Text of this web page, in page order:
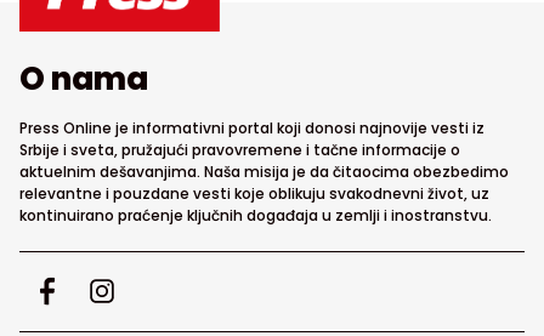
O nama
Press Online je informativni portal koji donosi najnovije vesti iz
Srbije i sveta, pružajući pravovremene i tačne informacije o
aktuelnim dešavanjima. Naša misija je da čitaocima obezbedimo
relevantne i pouzdane vesti koje oblikuju svakodnevni život, uz
kontinuirano praćenje ključnih događaja u zemlji i inostranstvu.